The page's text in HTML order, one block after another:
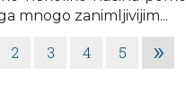
mnogo zanimljivijim...
2 3 4 5 »